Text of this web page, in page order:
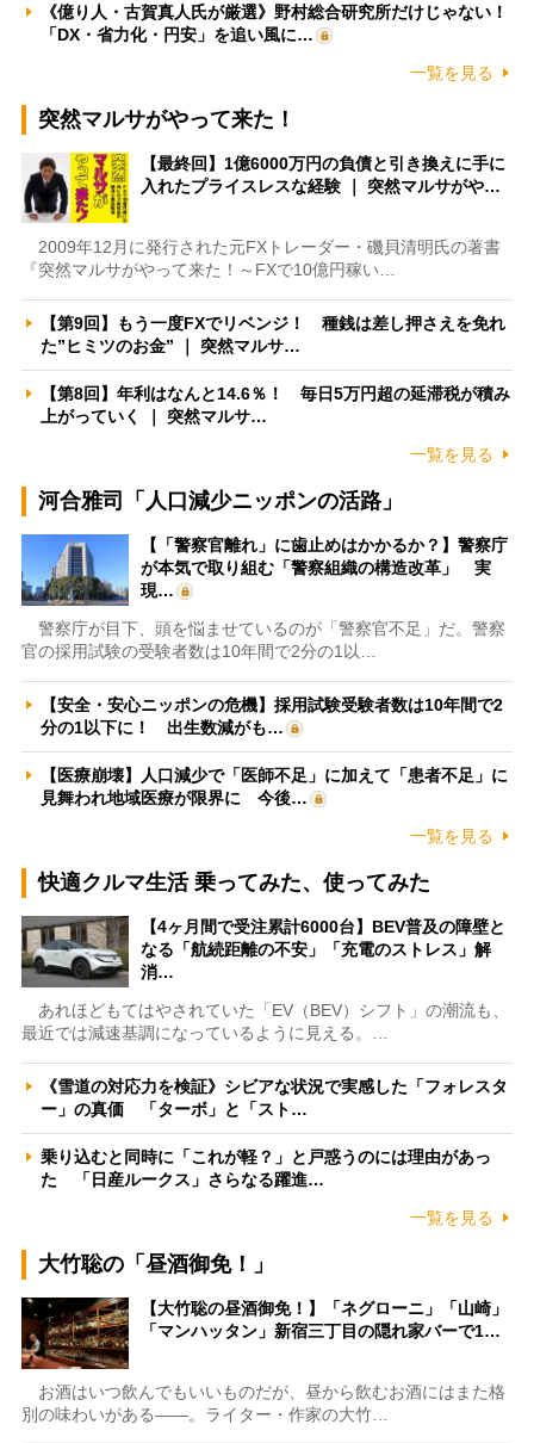
《億り人・古賀真人氏が厳選》野村総合研究所だけじゃない！
「DX・省力化・円安」を追い風に…
一覧を見る
突然マルサがやって来た！
【最終回】1億6000万円の負債と引き換えに手に
入れたプライスレスな経験 ｜ 突然マルサがや…
2009年12月に発行された元FXトレーダー・磯貝清明氏の著書
『突然マルサがやって来た！～FXで10億円稼い…
【第9回】もう一度FXでリベンジ！ 種銭は差し押さえを免れ
た”ヒミツのお金” ｜ 突然マルサ…
【第8回】年利はなんと14.6％！ 毎日5万円超の延滞税が積み
上がっていく ｜ 突然マルサ…
一覧を見る
河合雅司「人口減少ニッポンの活路」
【「警察官離れ」に歯止めはかかるか？】警察庁
が本気で取り組む「警察組織の構造改革」 実
現…
警察庁が目下、頭を悩ませているのが「警察官不足」だ。警察
官の採用試験の受験者数は10年間で2分の1以…
【安全・安心ニッポンの危機】採用試験受験者数は10年間で2
分の1以下に！ 出生数減がも…
【医療崩壊】人口減少で「医師不足」に加えて「患者不足」に
見舞われ地域医療が限界に 今後…
一覧を見る
快適クルマ生活 乗ってみた、使ってみた
【4ヶ月間で受注累計6000台】BEV普及の障壁と
なる「航続距離の不安」「充電のストレス」解
消…
あれほどもてはやされていた「EV（BEV）シフト」の潮流も、
最近では減速基調になっているように見える。…
《雪道の対応力を検証》シビアな状況で実感した「フォレスタ
ー」の真価 「ターボ」と「スト…
乗り込むと同時に「これが軽？」と戸惑うのには理由があっ
た 「日産ルークス」さらなる躍進…
一覧を見る
大竹聡の「昼酒御免！」
【大竹聡の昼酒御免！】「ネグローニ」「山崎」
「マンハッタン」新宿三丁目の隠れ家バーで1…
お酒はいつ飲んでもいいものだが、昼から飲むお酒にはまた格
別の味わいがある――。ライター・作家の大竹…